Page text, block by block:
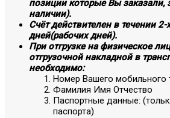
позиции которые Вы заказали,
наличии).
Счёт действителен в течении 2-
дней(рабочих дней).
При отгрузке на физическое
отгрузочной накладной в
необходимо:
Номер Вашего мобильного
Фамилия Имя Отчество
Паспортные данные:
паспорта)